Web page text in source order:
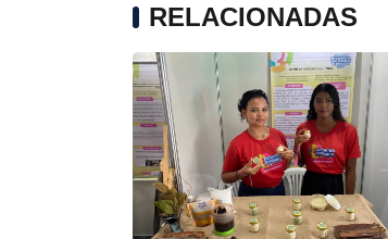
RELACIONADAS